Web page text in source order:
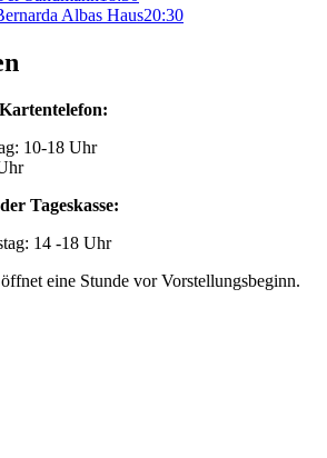
Albas Haus20:30
10-18 Uhr
Tageskasse:
14 -18 Uhr
eine Stunde vor Vorstellungsbeginn.